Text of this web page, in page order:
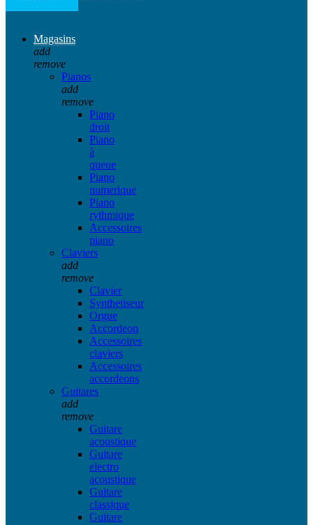
Magasins
add
remove
Pianos
add
remove
Piano
droit
Piano
à
queue
Piano
numerique
Piano
rythmique
Accessoires
piano
Claviers
add
remove
Clavier
Synthetiseur
Orgue
Accordeon
Accessoires
claviers
Accessoires
accordeons
Guitares
add
remove
Guitare
acoustique
Guitare
electro
acoustique
Guitare
classique
Guitare